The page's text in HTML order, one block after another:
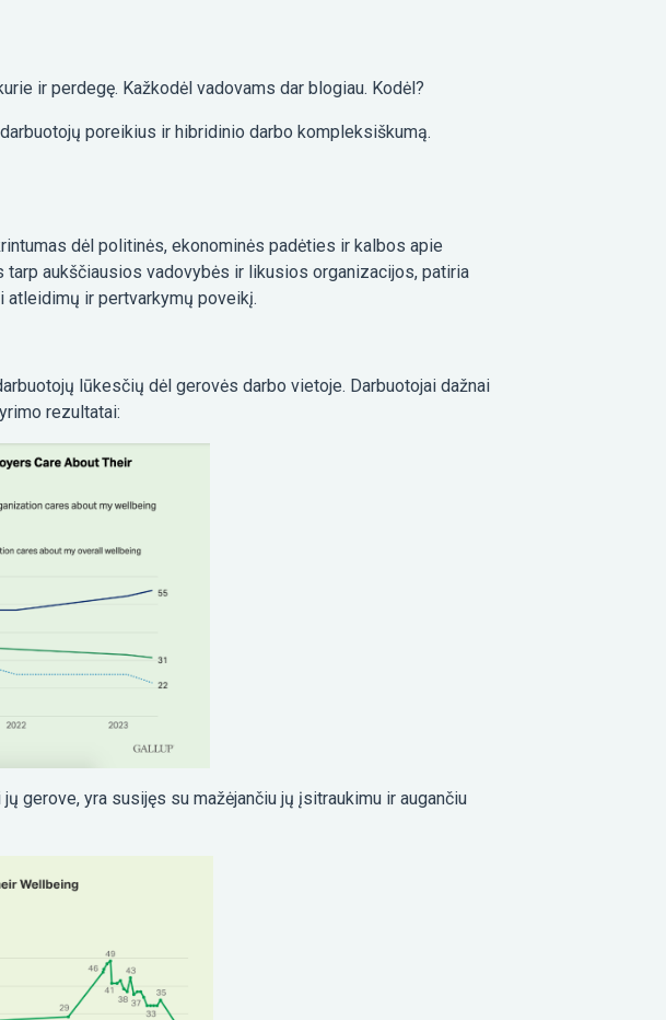
ir perdegę. Kažkodėl vadovams dar blogiau. Kodėl?
poreikius ir hibridinio darbo kompleksiškumą.
dėl politinės, ekonominės padėties ir kalbos apie
aukščiausios vadovybės ir likusios organizacijos, patiria
ir pertvarkymų poveikį.
lūkesčių dėl gerovės darbo vietoje. Darbuotojai dažnai
rezultatai:
gerove, yra susijęs su mažėjančiu jų įsitraukimu ir augančiu